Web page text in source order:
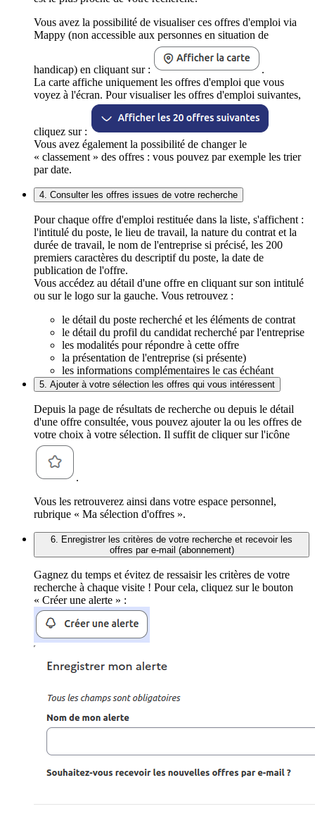
Vous avez la possibilité de visualiser ces offres d'emploi via
Mappy (non accessible aux personnes en situation de
handicap) en cliquant sur :
.
La carte affiche uniquement les offres d'emploi que vous
voyez à l'écran. Pour visualiser les offres d'emploi suivantes,
cliquez sur :
Vous avez également la possibilité de changer le
« classement » des offres : vous pouvez par exemple les trier
par date.
4. Consulter les offres issues de votre recherche
Pour chaque offre d'emploi restituée dans la liste, s'affichent :
l'intitulé du poste, le lieu de travail, la nature du contrat et la
durée de travail, le nom de l'entreprise si précisé, les 200
premiers caractères du descriptif du poste, la date de
publication de l'offre.
Vous accédez au détail d'une offre en cliquant sur son intitulé
ou sur le logo sur la gauche. Vous retrouvez :
le détail du poste recherché et les éléments de contrat
le détail du profil du candidat recherché par l'entreprise
les modalités pour répondre à cette offre
la présentation de l'entreprise (si présente)
les informations complémentaires le cas échéant
5. Ajouter à votre sélection les offres qui vous intéressent
Depuis la page de résultats de recherche ou depuis le détail
d'une offre consultée, vous pouvez ajouter la ou les offres de
votre choix à votre sélection. Il suffit de cliquer sur l'icône
.
Vous les retrouverez ainsi dans votre espace personnel,
rubrique « Ma sélection d'offres ».
6. Enregistrer les critères de votre recherche et recevoir les
offres par e-mail (abonnement)
Gagnez du temps et évitez de ressaisir les critères de votre
recherche à chaque visite ! Pour cela, cliquez sur le bouton
« Créer une alerte » :